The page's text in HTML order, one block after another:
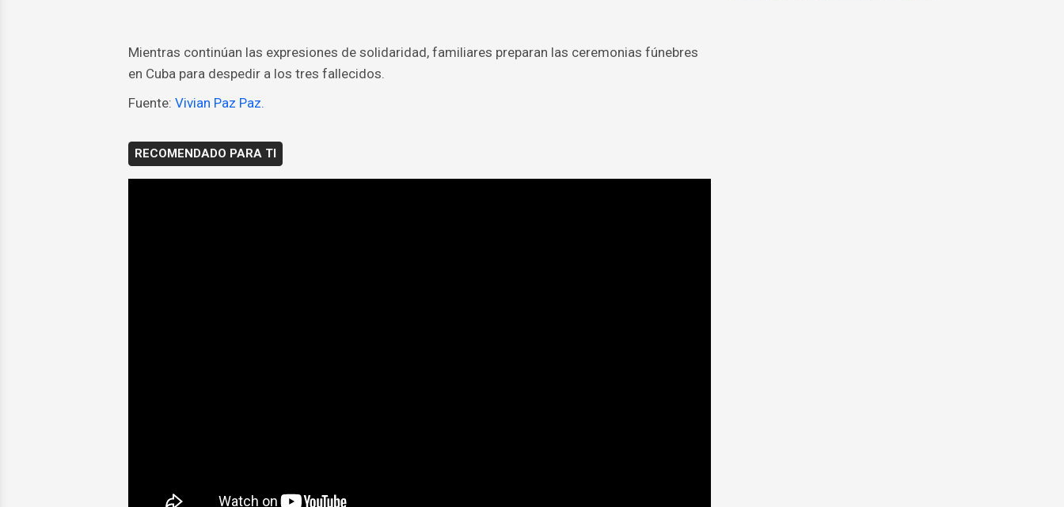
Mientras continúan las expresiones de solidaridad, familiares preparan las ceremonias fúnebres
en Cuba para despedir a los tres fallecidos.
Fuente: Vivian Paz Paz.
RECOMENDADO PARA TI